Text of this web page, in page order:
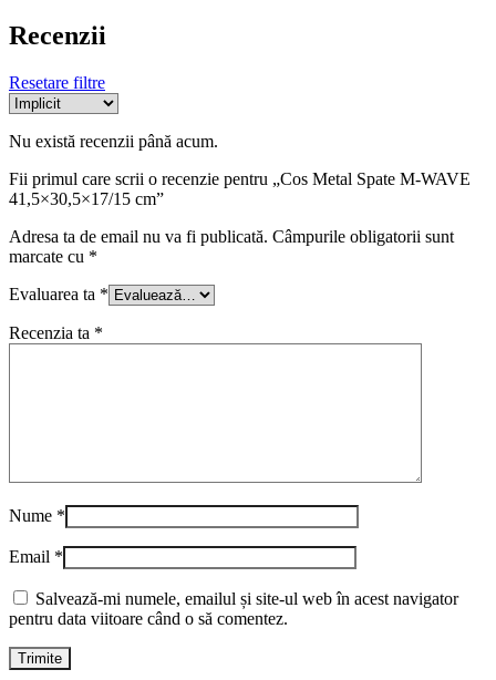
Recenzii
Resetare filtre
Nu există recenzii până acum.
Fii primul care scrii o recenzie pentru „Cos Metal Spate M-WAVE
41,5×30,5×17/15 cm”
Adresa ta de email nu va fi publicată. Câmpurile obligatorii sunt
marcate cu *
Evaluarea ta *
Recenzia ta *
Nume *
Email *
Salvează-mi numele, emailul și site-ul web în acest navigator
pentru data viitoare când o să comentez.